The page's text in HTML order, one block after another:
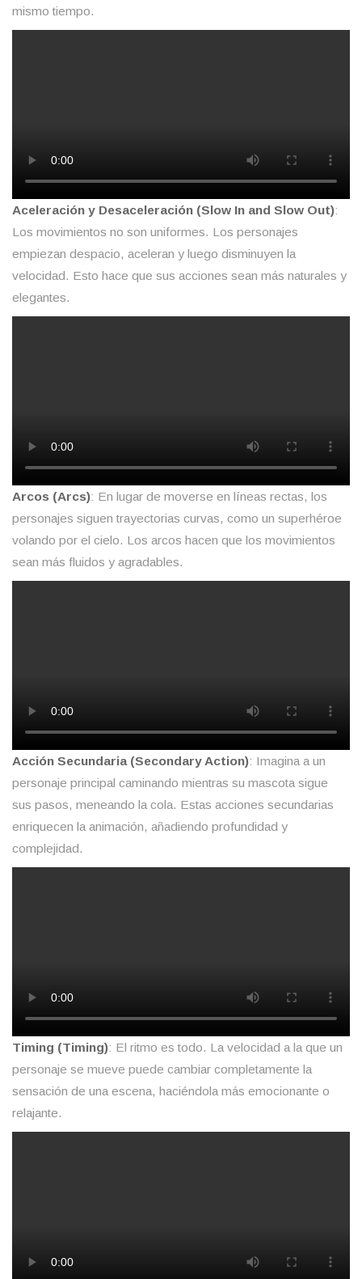
mismo tiempo.
Aceleración y Desaceleración (Slow In and Slow Out):
Los movimientos no son uniformes. Los personajes
empiezan despacio, aceleran y luego disminuyen la
velocidad. Esto hace que sus acciones sean más naturales y
elegantes.
Arcos (Arcs): En lugar de moverse en líneas rectas, los
personajes siguen trayectorias curvas, como un superhéroe
volando por el cielo. Los arcos hacen que los movimientos
sean más fluidos y agradables.
Acción Secundaria (Secondary Action): Imagina a un
personaje principal caminando mientras su mascota sigue
sus pasos, meneando la cola. Estas acciones secundarias
enriquecen la animación, añadiendo profundidad y
complejidad.
Timing (Timing): El ritmo es todo. La velocidad a la que un
personaje se mueve puede cambiar completamente la
sensación de una escena, haciéndola más emocionante o
relajante.